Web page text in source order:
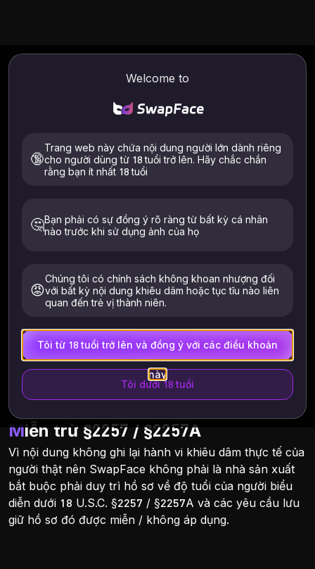
Welcome to
🔞
Trang web này chứa nội dung người lớn dành riêng
cho người dùng từ 18 tuổi trở lên. Hãy chắc chắn
rằng bạn ít nhất 18 tuổi
🤔Bạn phải có sự đồng ý rõ ràng từ bất kỳ cá nhân
nào trước khi sử dụng ảnh của họ
😡
Chúng tôi có chính sách không khoan nhượng đối
với bất kỳ nội dung khiêu dâm hoặc tục tĩu nào liên
quan đến trẻ vị thành niên.
Tôi từ 18 tuổi trở lên và đồng ý với các điều khoản
này
Tôi dưới 18 tuổi
bố §2257
Nhà điều hành: TecDeon Limited · Liên hệ:
Last Updated: July 3, 2026
SwapFace là một nền tảng tạo nội dung trí tuệ nhân
tạo. Tất cả nội dung trực quan được hiển thị trên hoặc
bản ghi ảnh hoặc video về hành vi khiêu dâm thực tế
của người thật.
Miễn trừ §2257 / §2257A
Vì nội dung không ghi lại hành vi khiêu dâm thực tế của
người thật nên SwapFace không phải là nhà sản xuất
bắt buộc phải duy trì hồ sơ về độ tuổi của người biểu
diễn dưới 18 U.S.C. §2257 / §2257A và các yêu cầu lưu
giữ hồ sơ đó được miễn / không áp dụng.